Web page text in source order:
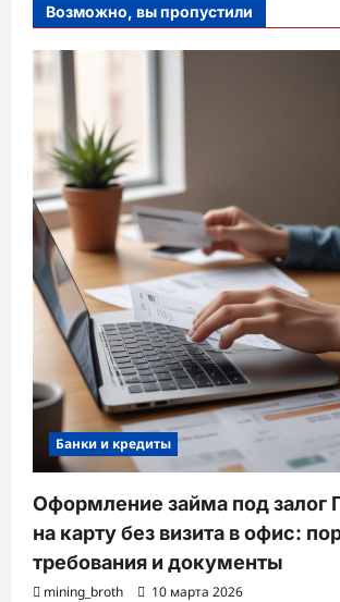
Возможно, вы пропустили
Банки и кредиты
Оформление займа под залог
на карту без визита в офис:
требования и документы
mining_broth 10 марта 2026